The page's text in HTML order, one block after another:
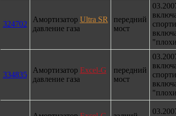
324702
Амортизатор Ultra SR
давление газа
передний
мост
334835
Амортизатор Excel-G
давление газа
передний
мост